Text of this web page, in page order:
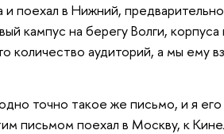
поехал в Нижний,
кампус на берегу Волги, корпуса
количество аудиторий, а мы ему
точно такое же письмо, и я
письмом поехал в Москву, к